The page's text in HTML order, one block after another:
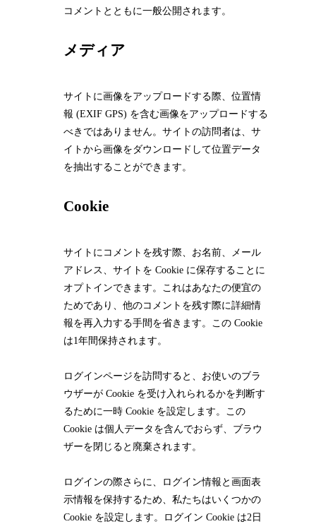
コメントとともに一般公開されます。
メディア
サイトに画像をアップロードする際、位置情
報 (EXIF GPS) を含む画像をアップロードする
べきではありません。サイトの訪問者は、サ
イトから画像をダウンロードして位置データ
を抽出することができます。
Cookie
サイトにコメントを残す際、お名前、メール
アドレス、サイトを Cookie に保存することに
オプトインできます。これはあなたの便宜の
ためであり、他のコメントを残す際に詳細情
報を再入力する手間を省きます。この Cookie
は1年間保持されます。
ログインページを訪問すると、お使いのブラ
ウザーが Cookie を受け入れられるかを判断す
るために一時 Cookie を設定します。この
Cookie は個人データを含んでおらず、ブラウ
ザーを閉じると廃棄されます。
ログインの際さらに、ログイン情報と画面表
示情報を保持するため、私たちはいくつかの
Cookie を設定します。ログイン Cookie は2日